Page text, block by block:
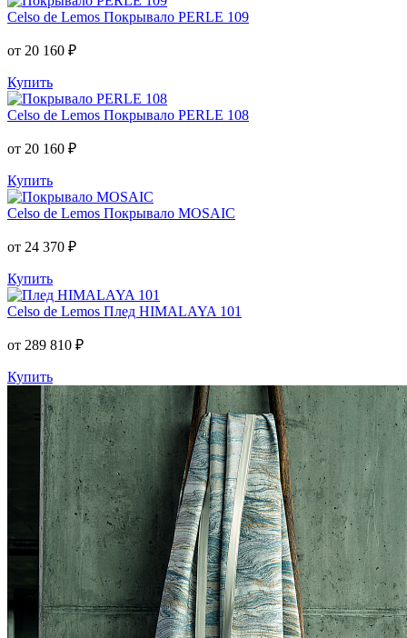
Celso de Lemos Покрывало PERLE 109
от 20 160 ₽
Купить
Celso de Lemos Покрывало PERLE 108
от 20 160 ₽
Купить
Celso de Lemos Покрывало MOSAIC
от 24 370 ₽
Купить
Celso de Lemos Плед HIMALAYA 101
от 289 810 ₽
Купить